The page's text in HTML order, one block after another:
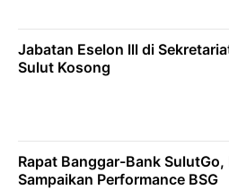
Jabatan Eselon lll di
Sulut Kosong
Rapat Banggar-Bank
Sampaikan Performance BSG